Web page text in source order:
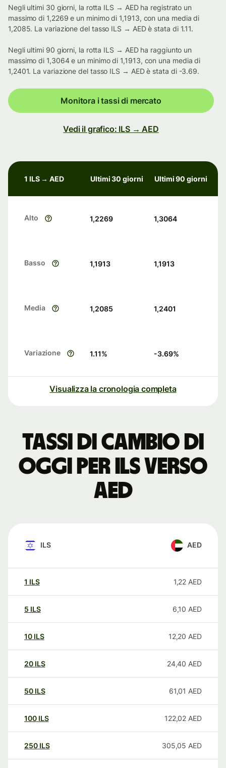
Negli ultimi 30 giorni, la rotta ILS → AED ha registrato un
massimo di 1,2269 e un minimo di 1,1913, con una media di
1,2085. La variazione del tasso ILS → AED è stata di 1.11.
Negli ultimi 90 giorni, la rotta ILS → AED ha raggiunto un
massimo di 1,3064 e un minimo di 1,1913, con una media di
1,2401. La variazione del tasso ILS → AED è stata di -3.69.
Monitora i tassi di mercato
Vedi il grafico: ILS → AED
1 ILS → AED Ultimi 30 giorni Ultimi 90 giorni
Alto 1,2269 1,3064
Basso 1,1913 1,1913
Media 1,2085 1,2401
Variazione 1.11% -3.69%
Visualizza la cronologia completa
Tassi di cambio di
oggi per ILS verso
AED
ILS AED
1 ILS 1,22 AED
5 ILS 6,10 AED
10 ILS 12,20 AED
20 ILS 24,40 AED
50 ILS 61,01 AED
100 ILS 122,02 AED
250 ILS 305,05 AED